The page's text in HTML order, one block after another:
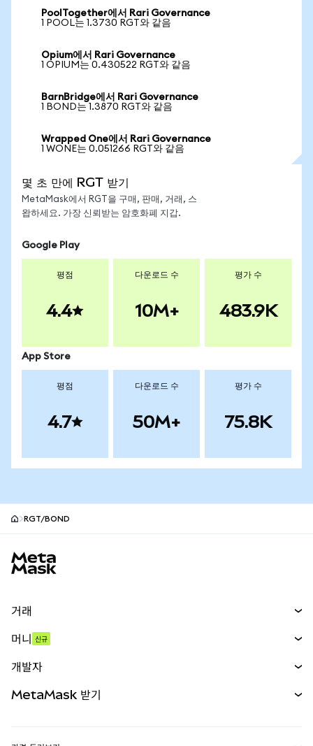
PoolTogether에서 Rari Governance
1 POOL는 1.3730 RGT와 같음
Opium에서 Rari Governance
1 OPIUM는 0.430522 RGT와 같음
BarnBridge에서 Rari Governance
1 BOND는 1.3870 RGT와 같음
Wrapped One에서 Rari Governance
1 WONE는 0.051266 RGT와 같음
몇 초 만에 RGT 받기
MetaMask에서 RGT을 구매, 판매, 거래, 스
왑하세요. 가장 신뢰받는 암호화폐 지갑.
Google Play
평점
4.4
다운로드 수
10M+
평가 수
483.9K
App Store
평점
4.7
다운로드 수
50M+
평가 수
75.8K
RGT/BOND
거래
무기한 선물
실물자산
머니 신규
개발자
MetaMask 받기